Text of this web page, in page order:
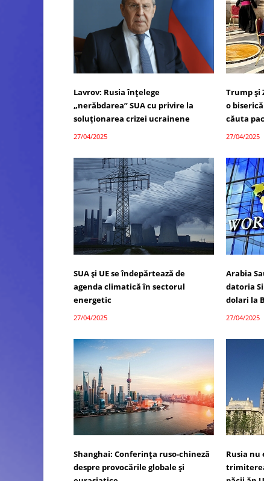
Lavrov: Rusia înțelege
„nerăbdarea” SUA cu privire la
soluționarea crizei ucrainene
27/04/2025
Trump și
o
căuta
27/04/2025
SUA și UE se îndepărtează de
agenda climatică în sectorul
energetic
27/04/2025
Arabia
datoria
dolari la
27/04/2025
Shanghai: Conferința ruso-chineză
despre provocările globale și
Rusia nu